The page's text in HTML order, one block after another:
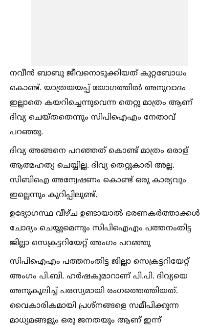
നവീൻ ബാബു ജീവനൊടുക്കിയത് കുറ്റബോധം
കൊണ്ട്. യാത്രയയപ്പ് യോഗത്തില്‍ അനുവാദം
ഇല്ലാതെ കയറിച്ചെന്നുവെന്ന തെറ്റു മാത്രം ആണ്
ദിവ്യ ചെയ്തതെന്നും സിപിഐഎം നേതാവ്
പറഞ്ഞു.
ദിവ്യ അങ്ങനെ പറഞ്ഞത് കൊണ്ട് മാത്രം ഒരാള്
ആത്മഹത്യ ചെയ്യില്ല. ദിവ്യ തെറ്റുകാരി അല്ല.
സിബിഐ അന്വേഷണം കൊണ്ട് ഒരു കാര്യവും
ഇല്ലെന്നും കുറിപ്പിലുണ്ട്.
ഉദ്യോഗസ്ഥ വീഴ്ച ഉണ്ടായാല്‍ ഭരണകർത്താക്കള്‍
ചോദ്യം ചെയ്യുമെന്നും സിപിഐഎം പത്തനംതിട്ട
ജില്ലാ സെക്രട്ടറിയേറ്റ് അംഗം പറഞ്ഞു
സിപിഐഎം പത്തനംതിട്ട ജില്ലാ സെക്രട്ടറിയേറ്റ്
അംഗം പി.ബി. ഹർഷകുമാറാണ് പി.പി. ദിവ്യയെ
അനുകൂലിച്ച്‌ പരസ്യമായി രംഗത്തെത്തിയത്.
വൈകാരികമായി പ്രശ്നങ്ങളെ സമീപിക്കുന്ന
മാധ്യമങ്ങളും ഒരു ജനതയും ആണ് ഇന്ന്